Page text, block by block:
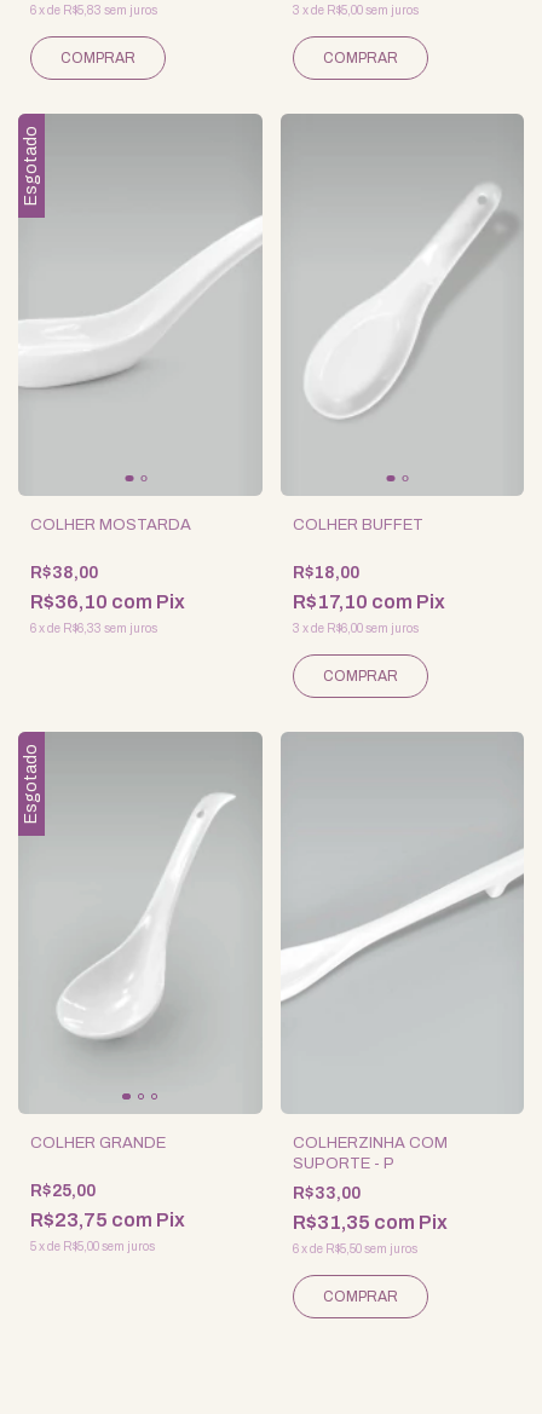
6xde R$5,83 sem juros 3 xde R$5,00 sem juros
Esgotado
COLHER MOSTARDA
R$38,00
R$36,10 com Pix
6xde R$6,33 sem juros
COLHER BUFFET
R$18,00
R$17,10 com Pix
3 xde R$6,00 sem juros
Esgotado
COLHER GRANDE
R$25,00
R$23,75 com Pix
5xde R$5,00sem juros
COLHERZINHA COM
SUPORTE - P
R$33,00
R$31,35 com Pix
6 xde R$5,50 sem juros